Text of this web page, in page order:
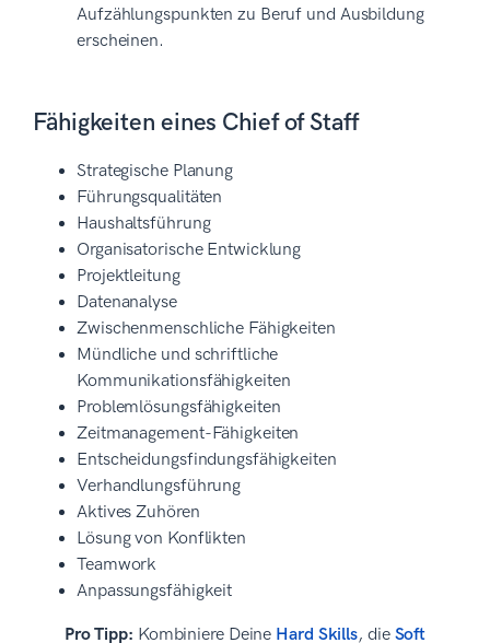
Aufzählungspunkten zu Beruf und Ausbildung
erscheinen.
Fähigkeiten eines Chief of Staff
Strategische Planung
Führungsqualitäten
Haushaltsführung
Organisatorische Entwicklung
Projektleitung
Datenanalyse
Zwischenmenschliche Fähigkeiten
Mündliche und schriftliche
Kommunikationsfähigkeiten
Problemlösungsfähigkeiten
Zeitmanagement-Fähigkeiten
Entscheidungsfindungsfähigkeiten
Verhandlungsführung
Aktives Zuhören
Lösung von Konflikten
Teamwork
Anpassungsfähigkeit
Pro Tipp: Kombiniere Deine Hard Skills, die Soft